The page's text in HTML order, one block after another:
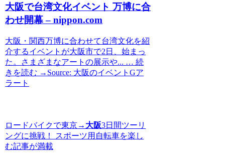
大阪で台湾文化イベント 万博に合
わせ開幕 – nippon.com
大阪・関西万博に合わせて台湾文化を紹
介するイベントが大阪市で2日、始まっ
た。さまざまなアートの展示や... … 続
きを読む →Source: 大阪のイベントGア
ラート
ロードバイクで東京→ 大阪3日間ツーリ
ングに挑戦！ スポーツ用自転車を楽し
む記事が満載